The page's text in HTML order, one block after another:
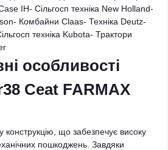
IH- Сільгосп техніка New Holland-
Комбайни Claas- Техніка Deutz-
техніка Kubota- Трактори
особливості
Ceat FARMAX
що забезпечує високу
пошкоджень. Завдяки